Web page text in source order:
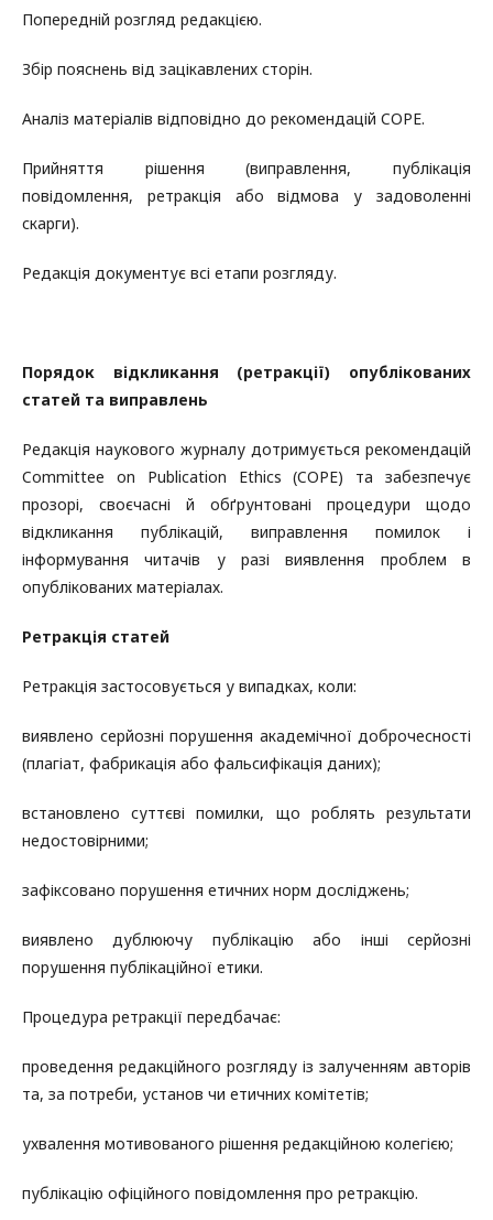
Попередній розгляд редакцією.
Збір пояснень від зацікавлених сторін.
Аналіз матеріалів відповідно до рекомендацій COPE.
Прийняття рішення (виправлення, публікація
повідомлення, ретракція або відмова у задоволенні
скарги).
Редакція документує всі етапи розгляду.
Порядок відкликання (ретракції) опублікованих
статей та виправлень
Редакція наукового журналу дотримується рекомендацій
Committee on Publication Ethics (COPE) та забезпечує
прозорі, своєчасні й обґрунтовані процедури щодо
відкликання публікацій, виправлення помилок і
інформування читачів у разі виявлення проблем в
опублікованих матеріалах.
Ретракція статей
Ретракція застосовується у випадках, коли:
виявлено серйозні порушення академічної доброчесності
(плагіат, фабрикація або фальсифікація даних);
встановлено суттєві помилки, що роблять результати
недостовірними;
зафіксовано порушення етичних норм досліджень;
виявлено дублюючу публікацію або інші серйозні
порушення публікаційної етики.
Процедура ретракції передбачає:
проведення редакційного розгляду із залученням авторів
та, за потреби, установ чи етичних комітетів;
ухвалення мотивованого рішення редакційною колегією;
публікацію офіційного повідомлення про ретракцію.